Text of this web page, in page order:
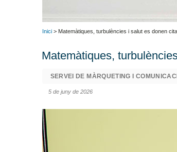
Inici > Matemàtiques, turbulències i salut es donen
Matemàtiques,
SERVEI DE MÀRQUETING I
5 de juny de 2026